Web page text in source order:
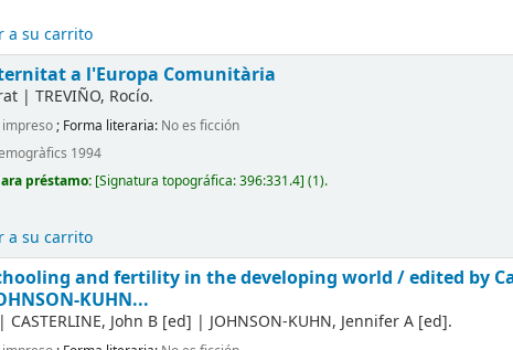
a su carrito
a l'Europa Comunitària
|TREVIÑO, Rocío.
impreso; Forma literaria: No es ficción
1994
préstamo: [Signatura topográfica:396:331.4](1).
a su carrito
and fertility in the developing world /edited by
KUHN...
| CASTERLINE, John B [ed] | JOHNSON-KUHN, Jennifer A [ed].